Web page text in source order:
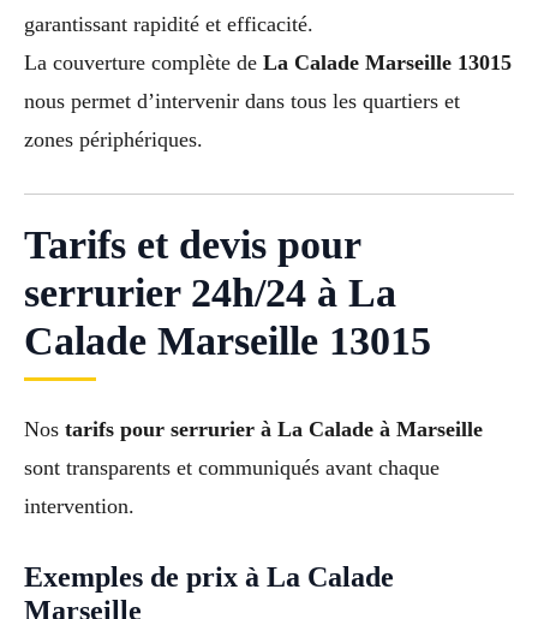
garantissant rapidité et efficacité.
La couverture complète de La Calade Marseille 13015
nous permet d’intervenir dans tous les quartiers et
zones périphériques.
Tarifs et devis pour
serrurier 24h/24 à La
Calade Marseille 13015
Nos tarifs pour serrurier à La Calade à Marseille
sont transparents et communiqués avant chaque
intervention.
Exemples de prix à La Calade
Marseille